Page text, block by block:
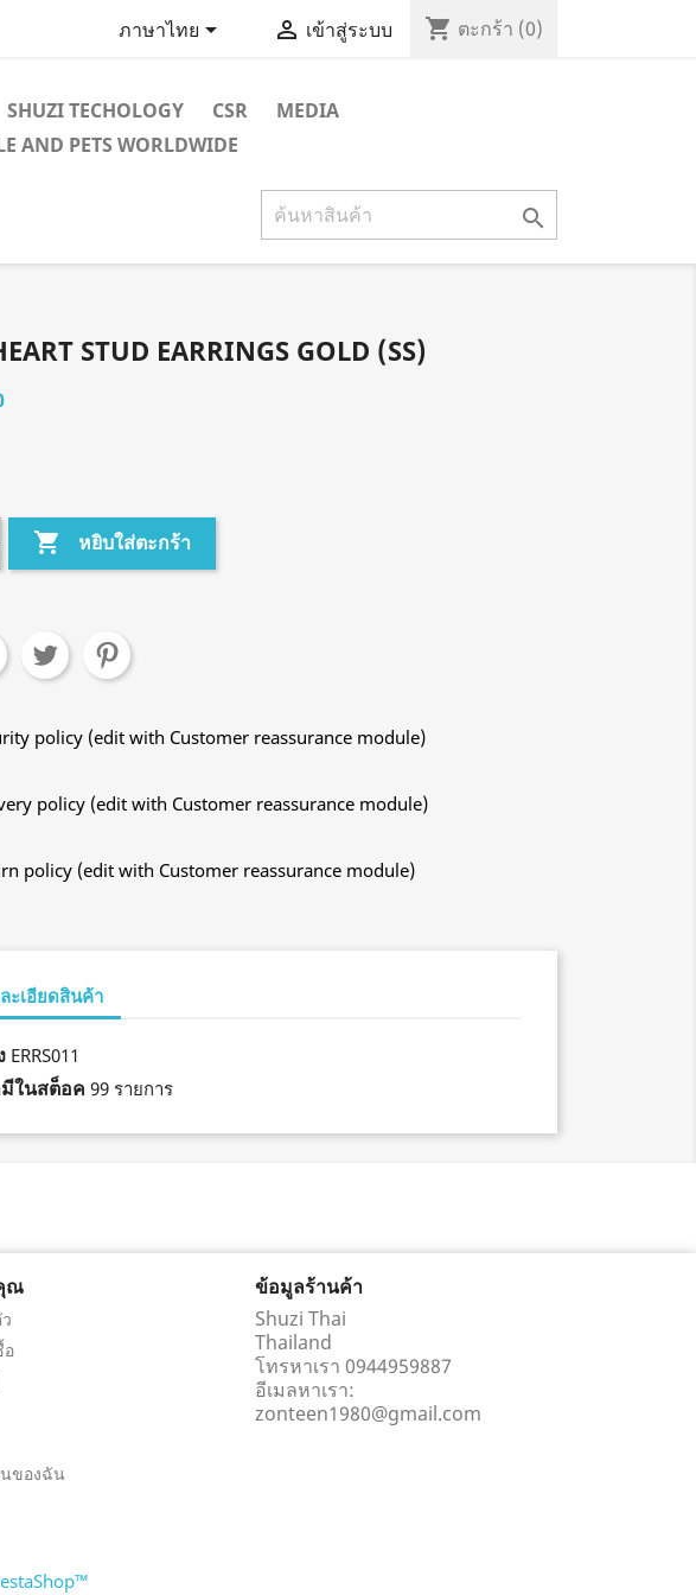
ภาษาไทย  เข้าสู่ระบบ shopping_cart ตะกร้า (0)
SHUZI TECHOLOGY CSR
MEDIA
AND PETS WORLDWIDE

STUD EARRINGS GOLD (SS)
 หยิบใส่ตะกร้า
policy (edit with Customer reassurance module)
policy (edit with Customer reassurance module)
policy (edit with Customer reassurance module)
ะเอียดสินค้า
ERRS011
ในสต็อค 99 รายการ
ณ
อ
นของฉัน
ข้อมูลร้านค้า
Shuzi Thai
Thailand
โทรหาเรา 0944959887
อีเมลหาเรา:
zonteen1980@gmail.com